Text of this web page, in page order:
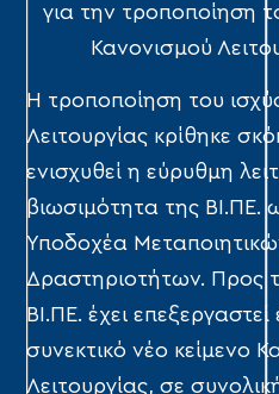
για την τροποποίηση
Κανονισμού
Η τροποποίηση του
Λειτουργίας κρίθηκε
ενισχυθεί η εύρυθμη
βιωσιμότητα της
Υποδοχέα
Δραστηριοτήτων. Προς
ΒΙ.ΠΕ. έχει επεξεργαστεί
συνεκτικό νέο κείμενο
Λειτουργίας, σε